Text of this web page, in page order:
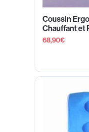
Coussin
Chauffant et
68,90€